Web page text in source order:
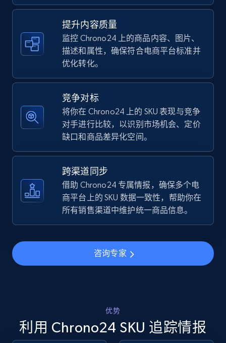
TikTok Shop - Collect TikTok shop products
by keywords search
URL, Title, Available, Description, Currency, Initial
price, Final price, Discount percent, and more.
5.4K+ 668+
TikTok Shop - discover records by shop url
URL, Title, Available, Description, Currency, Initial
price, Final price, Discount percent, and more.
info, Stars, Feedbacks, Return policy, and more.
2.5K+ 378+ 立即开始
提升内容质量
监控 Chrono24 上的商品内容、图片、
描述和属性，确保符合电商平台标准并
优化转化。
竞争对标
将你在 Chrono24 上的 SKU 表现与竞争
对手进行比较，以识别市场机会、定价
缺口和商品差异化空间。
跨渠道同步
借助 Chrono24 专属情报，确保多个电
商平台上的 SKU 数据一致性，帮助你在
所有销售渠道中维护统一商品信息。
咨询专家
优势
利用 Chrono24 SKU 追踪情报